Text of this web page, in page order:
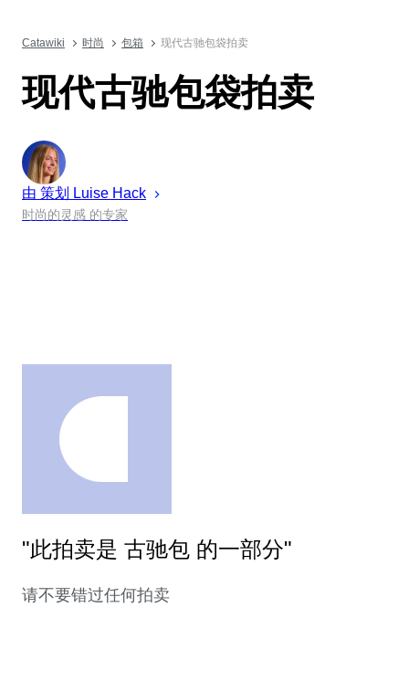
Catawiki 时尚 包箱 现代古驰包袋拍卖
现代古驰包袋拍卖
由 策划 Luise Hack
时尚的灵感 的专家
"此拍卖是 古驰包 的一部分"
请不要错过任何拍卖